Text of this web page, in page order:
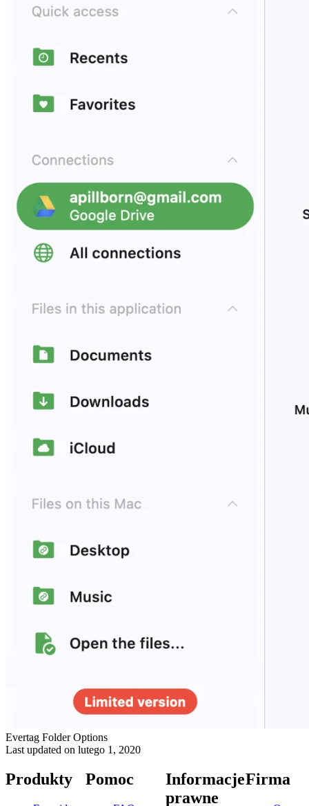
Evertag Folder Options
Last updated on lutego 1, 2020
Produkty Pomoc
Informacje
prawne
Firma